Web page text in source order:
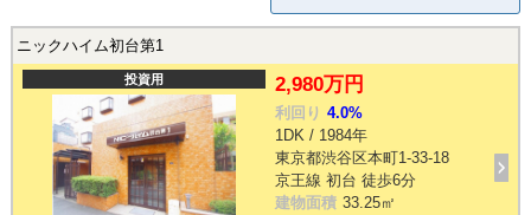
ニックハイム初台第1
投資用 2,980万円
利回り 4.0%
1DK / 1984年
東京都渋谷区本町1-33-18
京王線 初台 徒歩6分
建物面積 33.25㎡